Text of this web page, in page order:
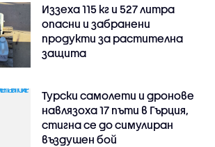
Иззеха 115 кг и 527 литра
опасни и забранени
продукти за растителна
защита
Турски самолети и дронове
навлязоха 17 пъти в Гърция,
стигна се до симулиран
въздушен бой